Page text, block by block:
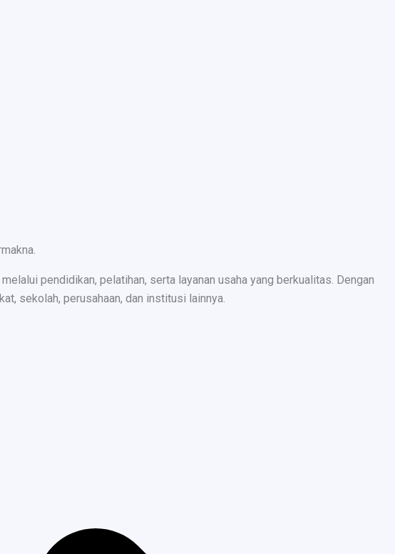
pendidikan, pelatihan, serta layanan usaha yang berkualitas. Dengan
sekolah, perusahaan, dan institusi lainnya.